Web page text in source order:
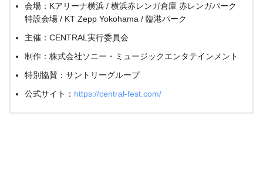
会場：Kアリーナ横浜 / 横浜赤レンガ倉庫 赤レンガパーク
特設会場 / KT Zepp Yokohama / 臨港パーク
主催：CENTRAL実行委員会
制作：株式会社ソニー・ミュージックエンタテインメント
特別協賛：サントリーグループ
公式サイト： https://central-fest.com/